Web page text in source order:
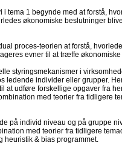
i tema 1 begynde med at forstå,
økonomiske beslutninger
proces-teorien at forstå,
evner til at træffe
styringsmekanismer i
ledende individer eller grupper.
at udføre forskellige opgaver fra
med teorier fra tidligere
på individ niveau og på gruppe
med teorier fra tidligere
heuristik & bias programmet.